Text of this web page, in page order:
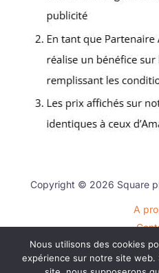
Copyright © 2026 Square
A
Plan
Mentions
Nous utilisons des cookies
expérience sur notre site web.